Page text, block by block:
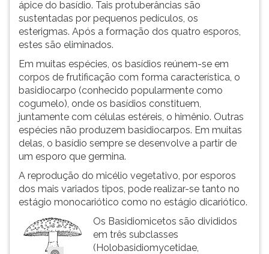
ápice do basídio. Tais protuberâncias são
sustentadas por pequenos pedículos, os
esterigmas. Após a formação dos quatro esporos,
estes são eliminados.
Em muitas espécies, os basídios reúnem-se em
corpos de frutificação com forma característica, o
basidiocarpo (conhecido popularmente como
cogumelo), onde os basídios constituem,
juntamente com células estéreis, o himênio. Outras
espécies não produzem basidiocarpos. Em muitas
delas, o basídio sempre se desenvolve a partir de
um esporo que germina.
A reprodução do micélio vegetativo, por esporos
dos mais variados tipos, pode realizar-se tanto no
estágio monocariótico como no estágio dicariótico.
Os Basidiomicetos são divididos
em três subclasses
(Holobasidiomycetidae,